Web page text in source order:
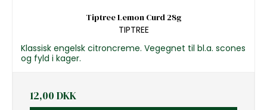
Tiptree Lemon Curd 28g
TIPTREE
Klassisk engelsk citroncreme. Vegegnet til bl.a. scones
og fyld i kager.
12,00 DKK